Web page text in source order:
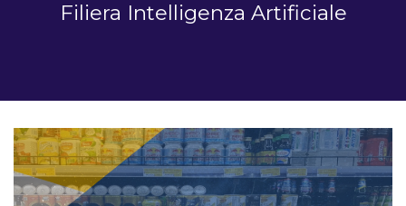
Filiera Intelligenza Artificiale